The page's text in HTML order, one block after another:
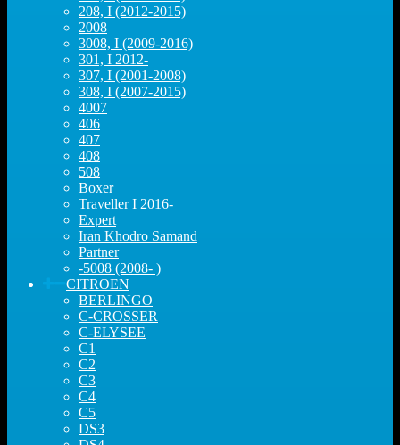
208, I (2012-2015)
2008
3008, I (2009-2016)
301, I 2012-
307, I (2001-2008)
308, I (2007-2015)
4007
406
407
408
508
Boxer
Traveller I 2016-
Expert
Iran Khodro Samand
Partner
-5008 (2008- )
CITROEN
BERLINGO
C-CROSSER
C-ELYSEE
C1
C2
C3
C4
C5
DS3